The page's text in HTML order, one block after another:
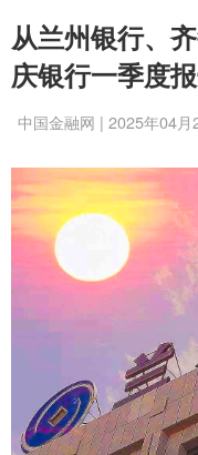
从兰州银行、
庆银行一季度
中国金融网 | 2025年04